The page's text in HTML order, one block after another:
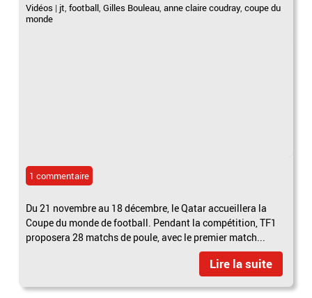
Vidéos | jt ,football ,Gilles Bouleau ,anne claire coudray,coupe du
monde
1 commentaire
Du 21 novembre au 18 décembre, le Qatar accueillera la
Coupe du monde de football. Pendant la compétition, TF1
proposera 28 matchs de poule, avec le premier match...
Lire la suite